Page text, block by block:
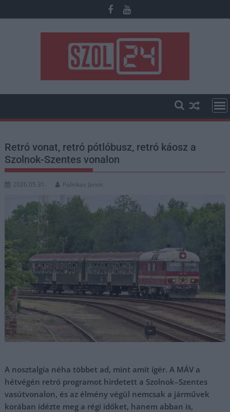
to
Retró vonat, retró pótlóbusz, retró káosz a
Szolnok-Szentes vonalon
2026.05.31. Palinkas Janos
A nosztalgia néha többet ad, mint amit ígér. A MÁV a
hétvégén retró programot hirdetett a Szolnok–Szentes
vasútvonalon, és az élmény végül nemcsak a járművek
korában idézte meg a régi időket, hanem abban is,